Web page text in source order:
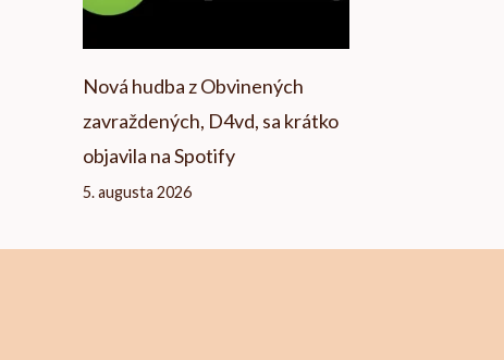
Nová hudba z Obvinených
zavraždených, D4vd, sa krátko
objavila na Spotify
5. augusta 2026